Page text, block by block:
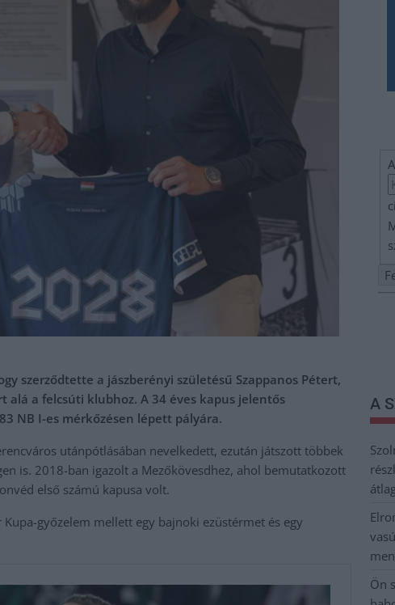
szerződtette a jászberényi születésű Szappanos Pétert,
a felcsúti klubhoz. A 34 éves kapus jelentős
NB I-es mérkőzésen lépett pályára.
utánpótlásában nevelkedett, ezután játszott többek
is. 2018-ban igazolt a Mezőkövesdhez, ahol bemutatkozott
első számú kapusa volt.
győzelem mellett egy bajnoki ezüstérmet és egy
A
Ön